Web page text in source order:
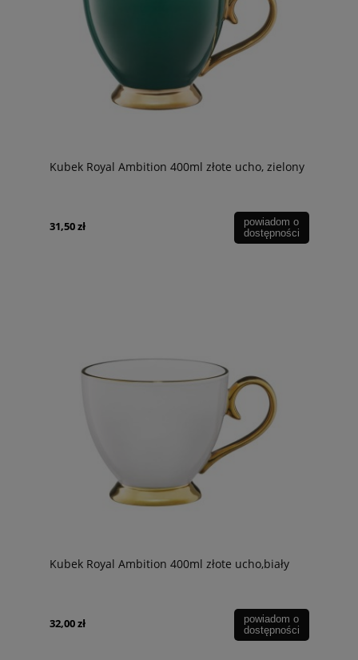
Kubek Royal Ambition 400ml złote ucho, zielony
31,50 zł
powiadom o
dostępności
Kubek Royal Ambition 400ml złote ucho,biały
32,00 zł
powiadom o
dostępności